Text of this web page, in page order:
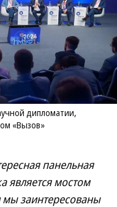
дипломатии,
«Вызов»
панельная
является мостом
заинтересованы